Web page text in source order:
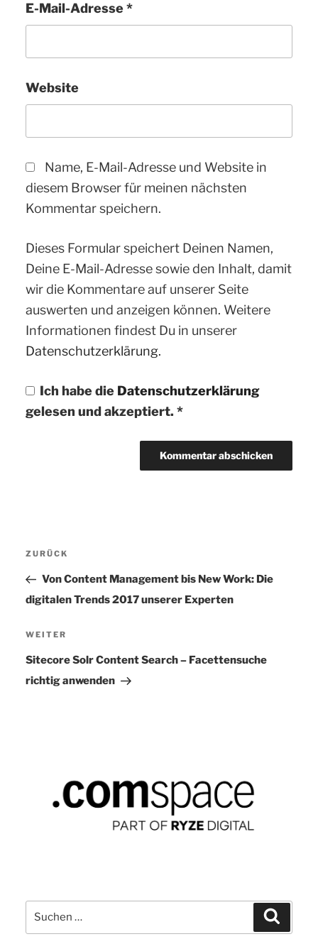
E-Mail-Adresse *
Website
Name, E-Mail-Adresse und Website in
diesem Browser für meinen nächsten
Kommentar speichern.
Dieses Formular speichert Deinen Namen,
Deine E-Mail-Adresse sowie den Inhalt, damit
wir die Kommentare auf unserer Seite
auswerten und anzeigen können. Weitere
Informationen findest Du in unserer
Datenschutzerklärung.
Ich habe die Datenschutzerklärung
gelesen und akzeptiert. *
Vorheriger
Beitrag
ZURÜCK
Von Content Management bis New Work: Die
digitalen Trends 2017 unserer Experten
Nächster
Beitrag
WEITER
Sitecore Solr Content Search – Facettensuche
richtig anwenden
Suchen
nach: